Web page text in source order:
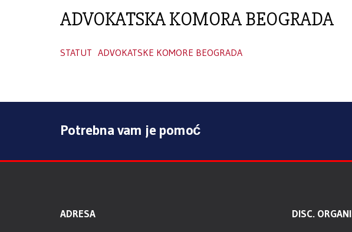
ADVOKATSKA KOMORA BEOGRADA
STATUT ADVOKATSKE KOMORE BEOGRADA
Potrebna vam je pomoć
ADRESA DISC. ORGANI